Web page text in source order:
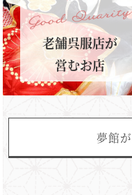
老舗呉服店が
営むお店
夢館